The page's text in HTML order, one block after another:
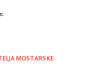
MOSTARSKE